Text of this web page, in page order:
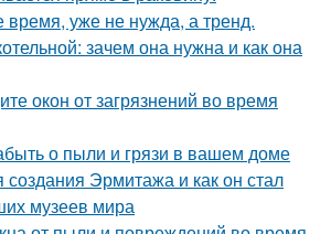
уже не нужда, а тренд.
зачем она нужна и как она
окон от загрязнений во время
о пыли и грязи в вашем доме
создания Эрмитажа и как он стал
музеев мира